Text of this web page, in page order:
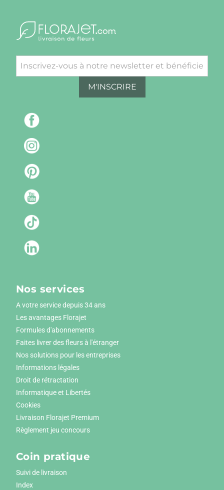
M'INSCRIRE
Nos services
A votre service depuis 34 ans
Les avantages Florajet
Formules d'abonnements
Faites livrer des fleurs à l'étranger
Nos solutions pour les entreprises
Informations légales
Droit de rétractation
Informatique et Libertés
Cookies
Livraison Florajet Premium
Règlement jeu concours
Coin pratique
Suivi de livraison
Index